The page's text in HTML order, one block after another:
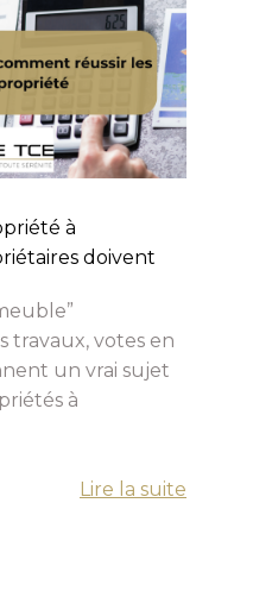
à
doivent
travaux, votes en
un vrai sujet
à
Lire la suite